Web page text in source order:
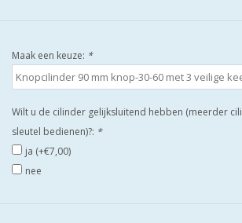
DEURSCHILDEN VOOR
BUITEN
waakborden
Maak een keuze: *
Wilt u de cilinder gelijksluitend hebben (meerder
sleutel bedienen)?: *
ja (+€7,00)
nee